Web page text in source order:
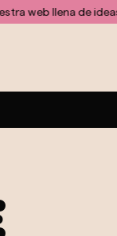
de ideas